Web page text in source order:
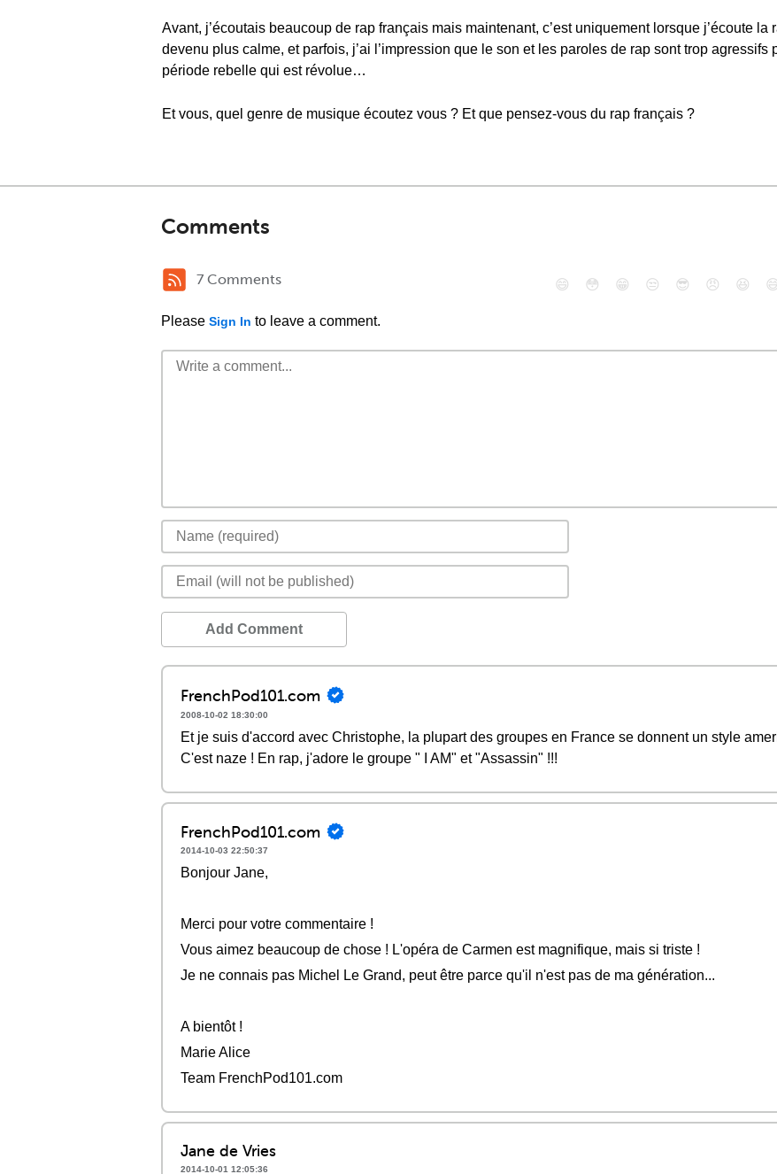
Avant, j’écoutais beaucoup de rap français mais maintenant, c’est uniquement lorsque j’écoute
devenu plus calme, et parfois, j’ai l’impression que le son et les paroles de rap sont trop agressifs
période rebelle qui est révolue…
Et vous, quel genre de musique écoutez vous ? Et que pensez-vous du rap français ?
Comments
7 Comments
Please Sign In to leave a comment.
😄 😳 😁 😒 😎 😠 😆
Add Comment
FrenchPod101.com
2008-10-02 18:30:00
Et je suis d'accord avec Christophe, la plupart des groupes en France se donnent un style
C'est naze ! En rap, j'adore le groupe " I AM" et "Assassin" !!!
FrenchPod101.com
2014-10-03 22:50:37
Bonjour Jane,
Merci pour votre commentaire !
Vous aimez beaucoup de chose ! L'opéra de Carmen est magnifique, mais si triste !
Je ne connais pas Michel Le Grand, peut être parce qu'il n'est pas de ma génération...
A bientôt !
Marie Alice
Team FrenchPod101.com
Jane de Vries
2014-10-01 12:05:36